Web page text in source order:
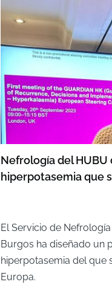
Nefrología del
hiperpotasemia que
El Servicio de
Burgos ha diseñado un
hiperpotasemia del que
Europa.